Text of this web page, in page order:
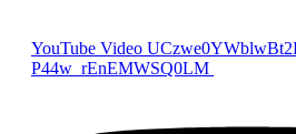
YouTube Video
P44w_rEnEMWSQ0LM